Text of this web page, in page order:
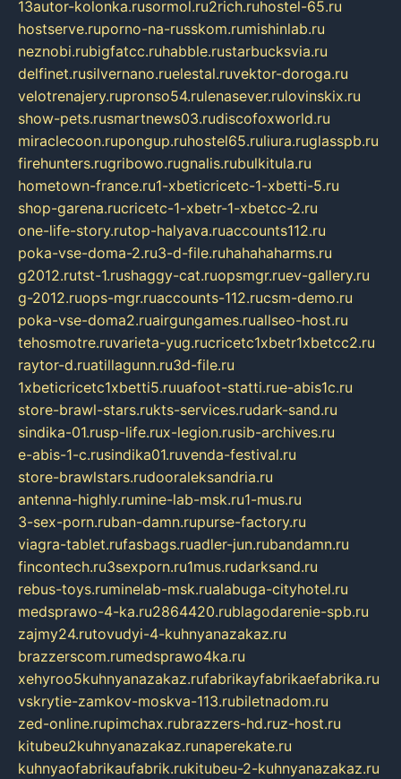
13autor-kolonka.rusormol.ru2rich.ruhostel-65.ru
hostserve.ruporno-na-russkom.rumishinlab.ru
neznobi.rubigfatcc.ruhabble.rustarbucksvia.ru
delfinet.rusilvernano.ruelestal.ruvektor-doroga.ru
velotrenajery.rupronso54.rulenasever.rulovinskix.ru
show-pets.rusmartnews03.rudiscofoxworld.ru
miraclecoon.rupongup.ruhostel65.ruliura.ruglasspb.ru
firehunters.rugribowo.rugnalis.rubulkitula.ru
hometown-france.ru1-xbeticricetc-1-xbetti-5.ru
shop-garena.rucricetc-1-xbetr-1-xbetcc-2.ru
one-life-story.rutop-halyava.ruaccounts112.ru
poka-vse-doma-2.ru3-d-file.ruhahahaharms.ru
g2012.rutst-1.rushaggy-cat.ruopsmgr.ruev-gallery.ru
g-2012.ruops-mgr.ruaccounts-112.rucsm-demo.ru
poka-vse-doma2.ruairgungames.ruallseo-host.ru
tehosmotre.ruvarieta-yug.rucricetc1xbetr1xbetcc2.ru
raytor-d.ruatillagunn.ru3d-file.ru
1xbeticricetc1xbetti5.ruuafoot-statti.rue-abis1c.ru
store-brawl-stars.rukts-services.rudark-sand.ru
sindika-01.rusp-life.rux-legion.rusib-archives.ru
e-abis-1-c.rusindika01.ruvenda-festival.ru
store-brawlstars.rudooraleksandria.ru
antenna-highly.rumine-lab-msk.ru1-mus.ru
3-sex-porn.ruban-damn.rupurse-factory.ru
viagra-tablet.rufasbags.ruadler-jun.rubandamn.ru
fincontech.ru3sexporn.ru1mus.rudarksand.ru
rebus-toys.ruminelab-msk.rualabuga-cityhotel.ru
medsprawo-4-ka.ru2864420.rublagodarenie-spb.ru
zajmy24.rutovudyi-4-kuhnyanazakaz.ru
brazzerscom.rumedsprawo4ka.ru
xehyroo5kuhnyanazakaz.rufabrikayfabrikaefabrika.ru
vskrytie-zamkov-moskva-113.rubiletnadom.ru
zed-online.rupimchax.rubrazzers-hd.ruz-host.ru
kitubeu2kuhnyanazakaz.runaperekate.ru
kuhnyaofabrikaufabrik.rukitubeu-2-kuhnyanazakaz.ru